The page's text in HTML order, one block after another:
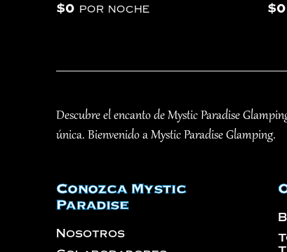
$0 por noche $0
Descubre el encanto de Mystic Paradise
única. Bienvenido a Mystic Paradise Glamping.
Conozca Mystic
Paradise
Nosotros